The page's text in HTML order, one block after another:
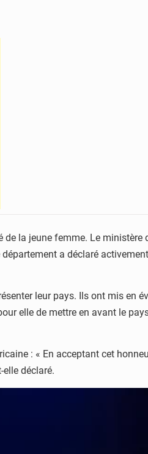
la jeune femme. Le ministère
a déclaré
leur pays. Ils ont mis en
elle de mettre en avant le
: « En acceptant cet
déclaré.